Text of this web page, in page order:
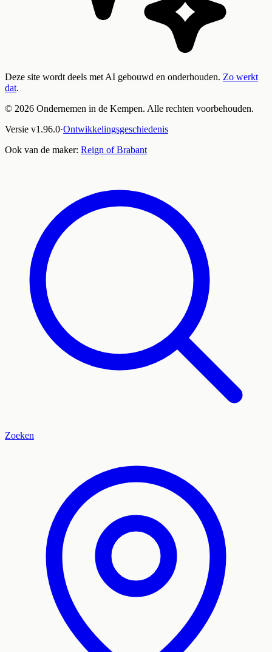
Deze site wordt deels met AI gebouwd en onderhouden. Zo werkt
dat.
© 2026 Ondernemen in de Kempen. Alle rechten voorbehouden.
Versie v1.96.0·Ontwikkelingsgeschiedenis
Ook van de maker: Reign of Brabant
Zoeken